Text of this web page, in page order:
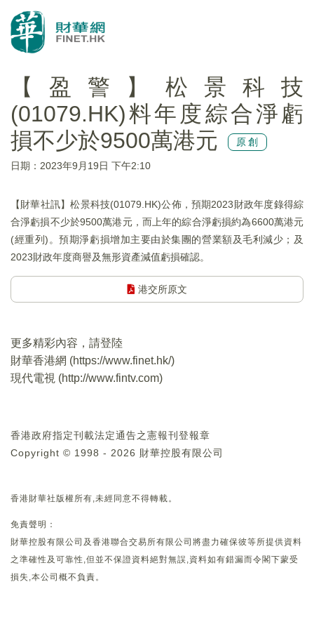
【盈警】松景科技
(01079.HK)料年度綜合淨虧
損不少於9500萬港元
原創
日期：2023年9月19日 下午2:10
【財華社訊】松景科技(01079.HK)公佈，預期2023財政年度錄得綜
合淨虧損不少於9500萬港元，而上年的綜合淨虧損約為6600萬港元
(經重列)。預期淨虧損增加主要由於集團的營業額及毛利減少；及
2023財政年度商譽及無形資產減值虧損確認。
港交所原文
更多精彩內容，請登陸
財華香港網 (https://www.finet.hk/)
現代電視 (http://www.fintv.com)
香港政府指定刊載法定通告之憲報刊登報章
Copyright © 1998 - 2026 財華控股有限公司
香港財華社版權所有,未經同意不得轉載。
免責聲明：
財華控股有限公司及香港聯合交易所有限公司將盡力確保彼等所提供資料
之準確性及可靠性,但並不保證資料絕對無誤,資料如有錯漏而令閣下蒙受
損失,本公司概不負責。